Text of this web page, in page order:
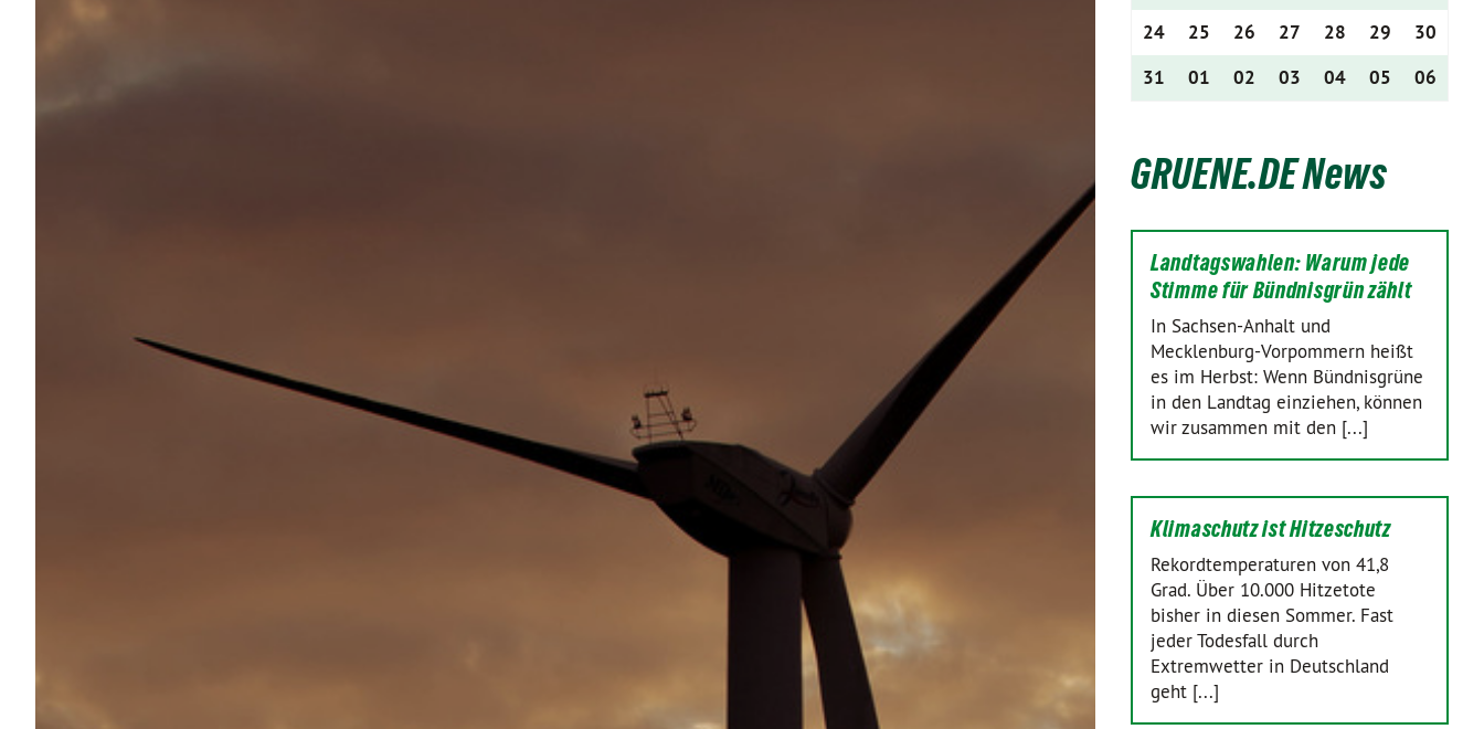
24
25 26 27 28 29
30
31
01 02 03 04 05 06
GRUENE.DE News
Landtagswahlen: Warum jede
Stimme für Bündnisgrün zählt
In Sachsen-Anhalt und
Mecklenburg-Vorpommern heißt
es im Herbst: Wenn Bündnisgrüne
in den Landtag einziehen, können
wir zusammen mit den [...]
Klimaschutz ist Hitzeschutz
Rekordtemperaturen von 41,8
Grad. Über 10.000 Hitzetote
bisher in diesen Sommer. Fast
jeder Todesfall durch
Extremwetter in Deutschland
geht [...]